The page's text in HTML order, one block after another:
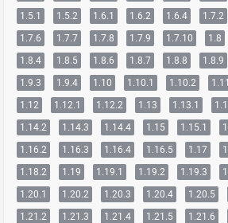
1.5.1
1.5.2 1.6.1 1.6.2 1.6.4 1.7.2
1.7.6
1.7.7 1.7.8 1.7.9 1.7.10 1.8
1.8.4
1.8.5 1.8.6 1.8.7 1.8.8 1.8.9
1.9.3
1.9.4 1.10 1.10.1 1.10.2 1.11
1.12
1.12.1 1.12.2 1.13 1.13.1
1.14.2
1.14.3 1.14.4 1.15 1.15.1
1.16.2
1.16.3 1.16.4 1.16.5 1.17
1.18.2
1.19 1.19.1 1.19.2 1.19.3
1.20.1
1.20.2 1.20.3 1.20.4 1.20.5
1.21.2
1.21.3 1.21.4 1.21.5 1.21.6